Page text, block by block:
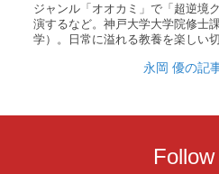
ジャンル「オオカミ」で「超逆境
演するなど。神戸大学大学院修士
学）。日常に溢れる教養を楽しい
永岡 優の記